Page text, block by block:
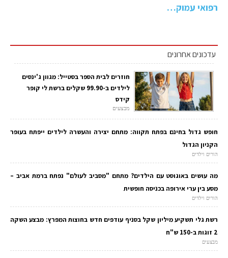
רפואי עמוק…
עדכונים אחרונים
חוזרים לבית הספר בסטייל: מגוון ג'ינסים
לילדים ב-99.90 שקלים ברשת לי קופר
קידס
מבצעים
חופש גדול בחינם בפתח תקווה: מתחם יצירה והעשרה לילדים ייפתח בעופר
הקניון הגדול
הורים וילדים
מה עושים באוגוסט עם הילדים? מתחם "מסביב לעולם" נפתח ברמת אביב –
מסע בין ערי אירופה בכניסה חופשית
הורים וילדים
רשת גלי תשקיע מיליון שקל בסניף עודפים חדש בחוצות המפרץ: מבצע השקה
2 זוגות ב-150 ש"ח
מבצעים